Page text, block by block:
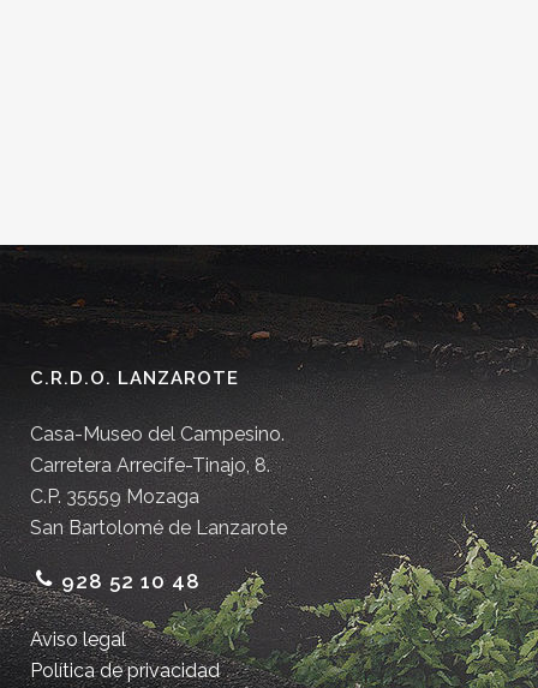
C.R.D.O. LANZAROTE
Casa-Museo del Campesino.
Carretera Arrecife-Tinajo, 8.
C.P. 35559 Mozaga
San Bartolomé de Lanzarote
928 52 10 48
Aviso legal
Política de privacidad